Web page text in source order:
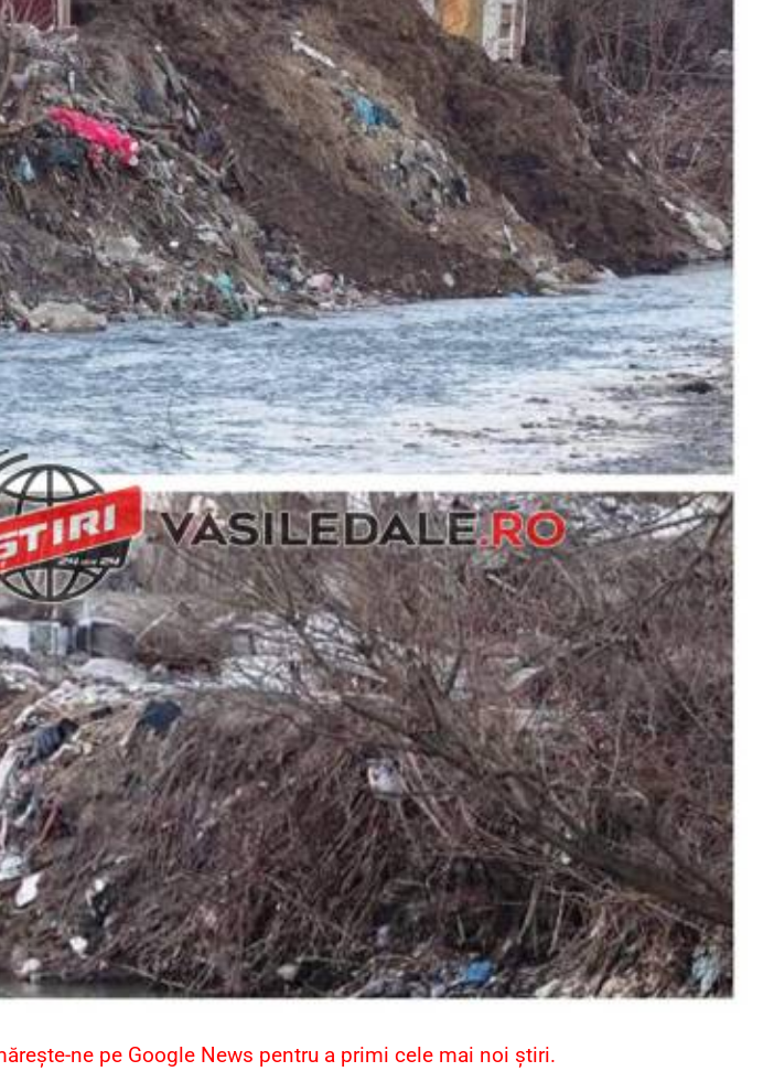
ne pe Google News pentru a primi cele mai noi știri.